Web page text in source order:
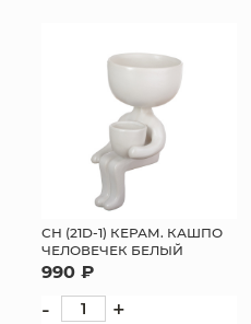
СН (21D-1) КЕРАМ. КАШПО
ЧЕЛОВЕЧЕК БЕЛЫЙ
990 ₽
- +